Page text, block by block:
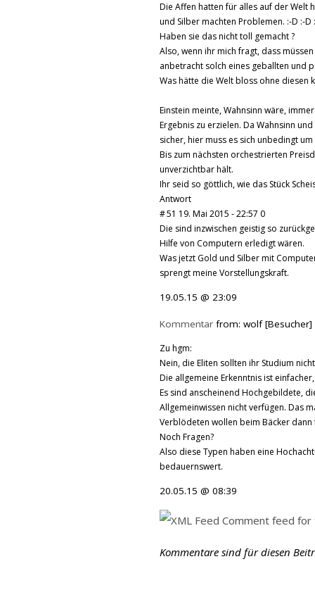
Die Affen hatten für alles auf der Welt
und Silber machten Problemen. :-D :-D
Haben sie das nicht toll gemacht ?
Also, wenn ihr mich fragt, dass
anbetracht solch eines geballten und
Was hätte die Welt bloss ohne diesen
Einstein meinte, Wahnsinn wäre,
Ergebnis zu erzielen. Da Wahnsinn
sicher, hier muss es sich unbedingt
Bis zum nächsten orchestrierten
unverzichtbar hält.
Ihr seid so göttlich, wie das Stück
Antwort
# 51 19. Mai 2015 - 22:57 0
Die sind inzwischen geistig so
Hilfe von Computern erledigt wären.
Was jetzt Gold und Silber mit
sprengt meine Vorstellungskraft.
19.05.15 @ 23:09
Kommentar from: wolf [Besucher]
Zu hgm:
Nein, die Eliten sollten ihr Studium
Die allgemeine Erkenntnis ist
Es sind anscheinend Hochgebildete,
Allgemeinwissen nicht verfügen. Das
Verblödeten wollen beim Bäcker
Noch Fragen?
Also diese Typen haben eine
bedauernswert.
20.05.15 @ 08:39
Comment feed
Kommentare sind für diesen